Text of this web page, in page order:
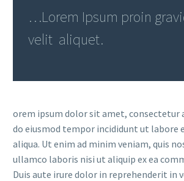
…Lorem Ipsum proin
velit aliquet.
orem ipsum dolor sit amet, consectetur
do eiusmod tempor incididunt ut labore
aliqua. Ut enim ad minim veniam, quis
ullamco laboris nisi ut aliquip ex ea
Duis aute irure dolor in reprehenderit in